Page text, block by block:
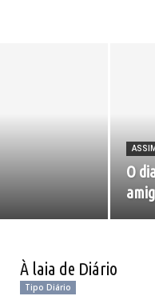
O
À laia de Diário
Tipo Diário